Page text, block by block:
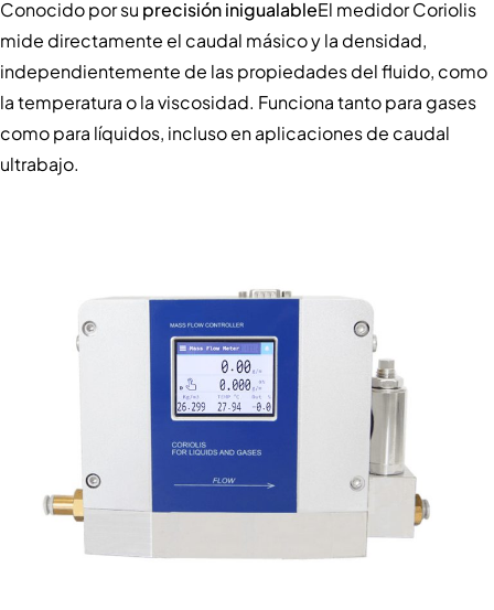
Conocido por su precisión inigualableEl medidor Coriolis
mide directamente el caudal másico y la densidad,
independientemente de las propiedades del fluido, como
la temperatura o la viscosidad. Funciona tanto para gases
como para líquidos, incluso en aplicaciones de caudal
ultrabajo.